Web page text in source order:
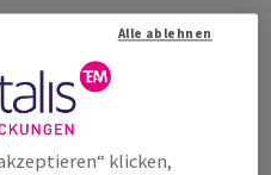
klicken,
Alle ablehnen